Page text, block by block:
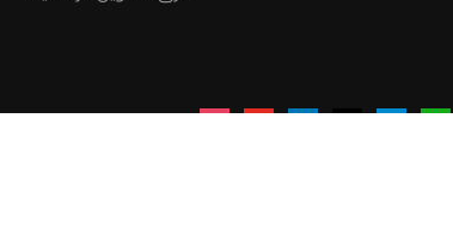
udemy
telegram
tiktok
linkedin
youtube
instagram